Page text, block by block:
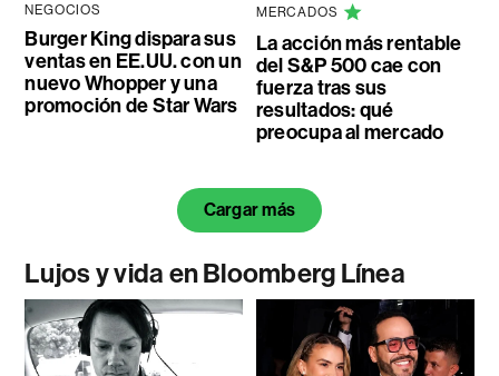
NEGOCIOS
Burger King dispara sus
ventas en EE.UU. con un
nuevo Whopper y una
promoción de Star Wars
MERCADOS
La acción más rentable
del S&P 500 cae con
fuerza tras sus
resultados: qué
preocupa al mercado
Cargar más
Lujos y vida en Bloomberg Línea